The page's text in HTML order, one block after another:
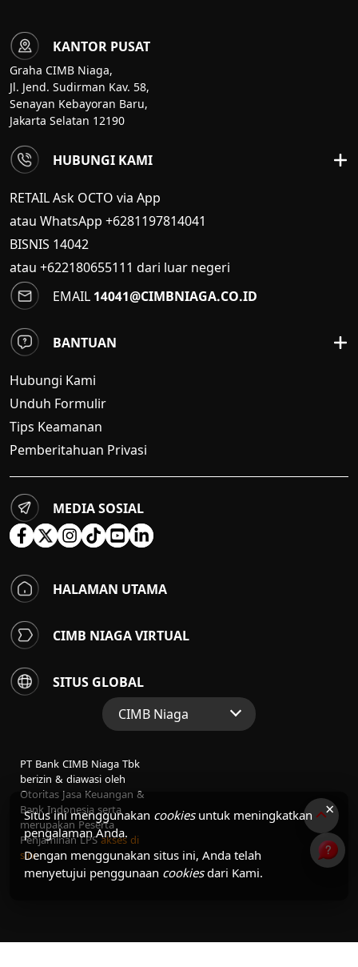
×
Situs ini menggunakan cookiesuntuk meningkatkan
pengalaman Anda.
Dengan menggunakan situs ini, Anda telah
menyetujui penggunaan cookiesdari Kami.
KANTOR PUSAT
Graha CIMB Niaga,
Jl. Jend. Sudirman Kav. 58,
Senayan Kebayoran Baru,
Jakarta Selatan 12190
HUBUNGI KAMI
RETAIL Ask OCTO via App
atau WhatsApp +6281197814041
BISNIS 14042
atau +622180655111 dari luar negeri
EMAIL 14041@CIMBNIAGA.CO.ID
BANTUAN
Hubungi Kami
Unduh Formulir
Tips Keamanan
Pemberitahuan Privasi
MEDIA SOSIAL
HALAMAN UTAMA
CIMB NIAGA VIRTUAL
SITUS GLOBAL
CIMB Niaga
Perbankan Konsumen
Perbankan Syariah
PT Bank CIMB Niaga Tbk
berizin & diawasi oleh
Otoritas Jasa Keuangan &
Bank Indonesia serta
merupakan Peserta
Penjaminan LPSakses di
sini